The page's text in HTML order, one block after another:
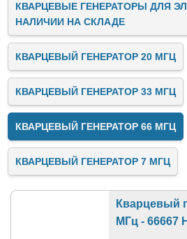
КВАРЦЕВЫЕ ГЕНЕРАТОРЫ ДЛЯ
НАЛИЧИИ НА СКЛАДЕ
КВАРЦЕВЫЙ ГЕНЕРАТОР 20 МГЦ
КВАРЦЕВЫЙ ГЕНЕРАТОР 33 МГЦ
КВАРЦЕВЫЙ ГЕНЕРАТОР 66 МГЦ
КВАРЦЕВЫЙ ГЕНЕРАТОР 7 МГЦ
Кварцевый
МГц - 66667